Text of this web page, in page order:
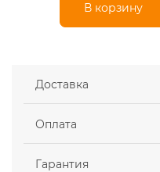
В корзину
Доставка
Оплата
Гарантия